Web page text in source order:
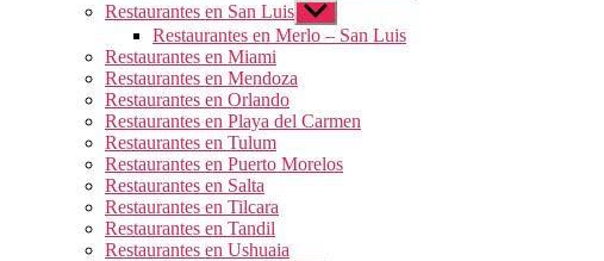
Restaurantes en San Luis Mostrar
el
submenú
Restaurantes en Merlo – San Luis
Restaurantes en Miami
Restaurantes en Mendoza
Restaurantes en Orlando
Restaurantes en Playa del Carmen
Restaurantes en Tulum
Restaurantes en Puerto Morelos
Restaurantes en Salta
Restaurantes en Tilcara
Restaurantes en Tandil
Restaurantes en Ushuaia